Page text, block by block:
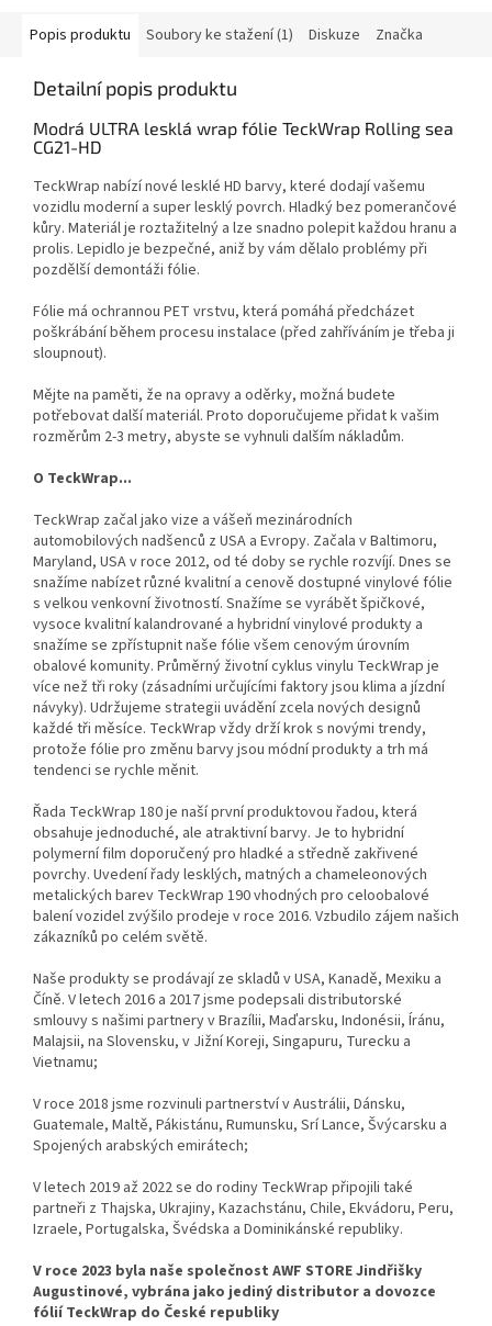
Popis produktu Soubory ke stažení (1) Diskuze Značka
Detailní popis produktu
Modrá ULTRA lesklá wrap fólie TeckWrap Rolling sea
CG21-HD
TeckWrap nabízí nové lesklé HD barvy, které dodají vašemu
vozidlu moderní a super lesklý povrch. Hladký bez pomerančové
kůry. Materiál je roztažitelný a lze snadno polepit každou hranu a
prolis. Lepidlo je bezpečné, aniž by vám dělalo problémy při
pozdělší demontáži fólie.
Fólie má ochrannou PET vrstvu, která pomáhá předcházet
poškrábání během procesu instalace (před zahříváním je třeba ji
sloupnout).
Mějte na paměti, že na opravy a oděrky, možná budete
potřebovat další materiál. Proto doporučujeme přidat k vašim
rozměrům 2-3 metry, abyste se vyhnuli dalším nákladům.
O TeckWrap...
TeckWrap začal jako vize a vášeň mezinárodních
automobilových nadšenců z USA a Evropy. Začala v Baltimoru,
Maryland, USA v roce 2012, od té doby se rychle rozvíjí. Dnes se
snažíme nabízet různé kvalitní a cenově dostupné vinylové fólie
s velkou venkovní životností. Snažíme se vyrábět špičkové,
vysoce kvalitní kalandrované a hybridní vinylové produkty a
snažíme se zpřístupnit naše fólie všem cenovým úrovním
obalové komunity. Průměrný životní cyklus vinylu TeckWrap je
více než tři roky (zásadními určujícími faktory jsou klima a jízdní
návyky). Udržujeme strategii uvádění zcela nových designů
každé tři měsíce. TeckWrap vždy drží krok s novými trendy,
protože fólie pro změnu barvy jsou módní produkty a trh má
tendenci se rychle měnit.
Řada TeckWrap 180 je naší první produktovou řadou, která
obsahuje jednoduché, ale atraktivní barvy. Je to hybridní
polymerní film doporučený pro hladké a středně zakřivené
povrchy. Uvedení řady lesklých, matných a chameleonových
metalických barev TeckWrap 190 vhodných pro celoobalové
balení vozidel zvýšilo prodeje v roce 2016. Vzbudilo zájem našich
zákazníků po celém světě.
Naše produkty se prodávají ze skladů v USA, Kanadě, Mexiku a
Číně. V letech 2016 a 2017 jsme podepsali distributorské
smlouvy s našimi partnery v Brazílii, Maďarsku, Indonésii, Íránu,
Malajsii, na Slovensku, v Jižní Koreji, Singapuru, Turecku a
Vietnamu;
V roce 2018 jsme rozvinuli partnerství v Austrálii, Dánsku,
Guatemale, Maltě, Pákistánu, Rumunsku, Srí Lance, Švýcarsku a
Spojených arabských emirátech;
V letech 2019 až 2022 se do rodiny TeckWrap připojili také
partneři z Thajska, Ukrajiny, Kazachstánu, Chile, Ekvádoru, Peru,
Izraele, Portugalska, Švédska a Dominikánské republiky.
V roce 2023 byla naše společnost AWF STORE Jindřišky
Augustinové, vybrána jako jediný distributor a dovozce
fólií TeckWrap do České republiky